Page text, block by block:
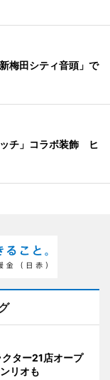
梅田シティ音頭」で
チ」コラボ装飾 ヒ
クター21店オープ
リオも